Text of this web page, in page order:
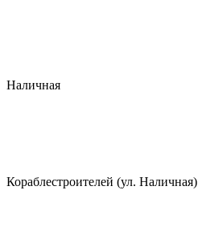
Наличная
Кораблестроителей (ул. Наличная)